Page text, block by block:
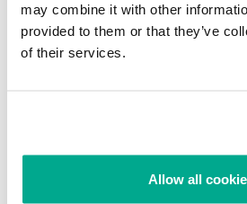
may combine it with other
provided to them or that they’ve
of their services.
Allow all
Cibercriminales roban los
de crédito de 5 millones de
Su dirección de correo electrónico